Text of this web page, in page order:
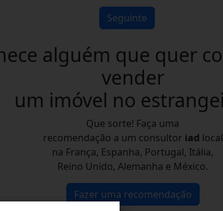
Seguinte
alguém que quer
vender
um imóvel no
Que sorte! Faça uma
recomendação a um consultor iad local
na França, Espanha, Portugal, Itália,
Reino Unido, Alemanha e México.
Fazer uma recomendação